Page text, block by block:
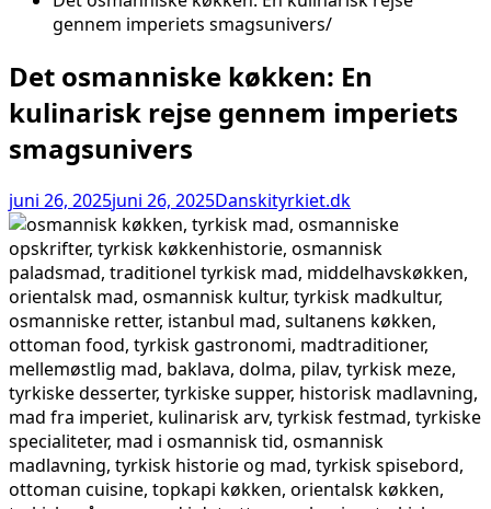
gennem imperiets smagsunivers
Det osmanniske køkken: En
kulinarisk rejse gennem imperiets
smagsunivers
juni 26, 2025juni 26, 2025Danskityrkiet.dk